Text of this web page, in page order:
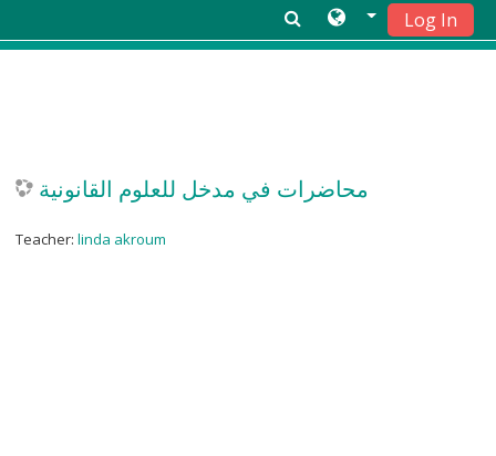
Log In
محاضرات في مدخل للعلوم القانونية
Teacher:linda akroum